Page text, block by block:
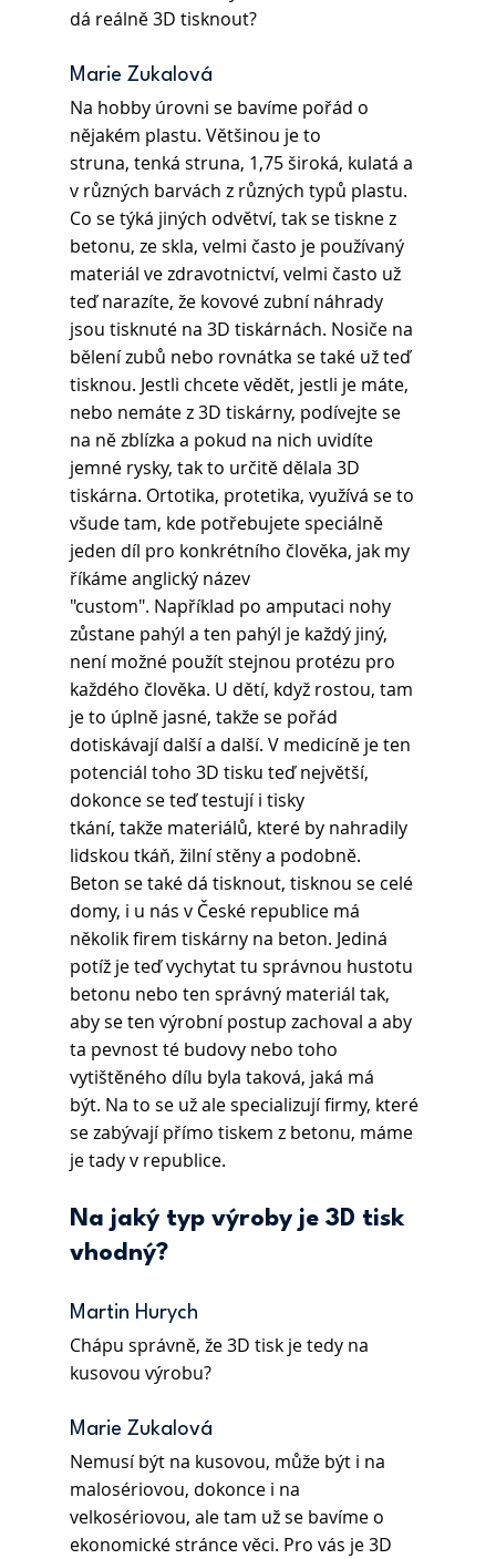
dá reálně 3D tisknout?
Marie Zukalová
Na hobby úrovni se bavíme pořád o
nějakém plastu. Většinou je to
struna, tenká struna, 1,75 široká, kulatá a
v různých barvách z různých typů plastu.
Co se týká jiných odvětví, tak se tiskne z
betonu, ze skla, velmi často je používaný
materiál ve zdravotnictví, velmi často už
teď narazíte, že kovové zubní náhrady
jsou tisknuté na 3D tiskárnách. Nosiče na
bělení zubů nebo rovnátka se také už teď
tisknou. Jestli chcete vědět, jestli je máte,
nebo nemáte z 3D tiskárny, podívejte se
na ně zblízka a pokud na nich uvidíte
jemné rysky, tak to určitě dělala 3D
tiskárna. Ortotika, protetika, využívá se to
všude tam, kde potřebujete speciálně
jeden díl pro konkrétního člověka, jak my
říkáme anglický název
"custom". Například po amputaci nohy
zůstane pahýl a ten pahýl je každý jiný,
není možné použít stejnou protézu pro
každého člověka. U dětí, když rostou, tam
je to úplně jasné, takže se pořád
dotiskávají další a další. V medicíně je ten
potenciál toho 3D tisku teď největší,
dokonce se teď testují i tisky
tkání, takže materiálů, které by nahradily
lidskou tkáň, žilní stěny a podobně.
Beton se také dá tisknout, tisknou se celé
domy, i u nás v České republice má
několik firem tiskárny na beton. Jediná
potíž je teď vychytat tu správnou hustotu
betonu nebo ten správný materiál tak,
aby se ten výrobní postup zachoval a aby
ta pevnost té budovy nebo toho
vytištěného dílu byla taková, jaká má
být. Na to se už ale specializují firmy, které
se zabývají přímo tiskem z betonu, máme
je tady v republice.
Na jaký typ výroby je 3D tisk
vhodný?
Martin Hurych
Chápu správně, že 3D tisk je tedy na
kusovou výrobu?
Marie Zukalová
Nemusí být na kusovou, může být i na
malosériovou, dokonce i na
velkosériovou, ale tam už se bavíme o
ekonomické stránce věci. Pro vás je 3D